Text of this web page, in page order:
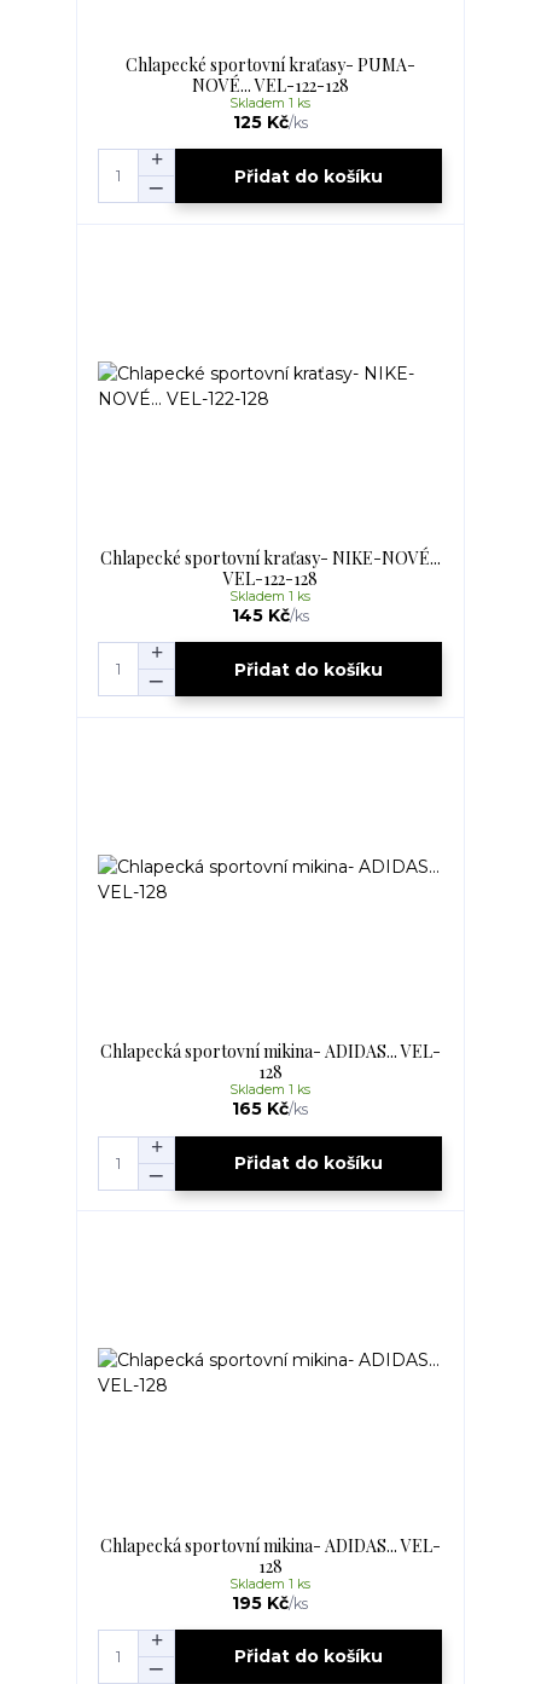
Chlapecké sportovní kraťasy- PUMA-
NOVÉ... VEL-122-128
125 Kč/ks
Skladem 1 ks
Přidat do košíku
Chlapecké sportovní kraťasy- NIKE-NOVÉ...
VEL-122-128
145 Kč/ks
Skladem 1 ks
Přidat do košíku
Chlapecká sportovní mikina- ADIDAS... VEL-
128
165 Kč/ks
Skladem 1 ks
Přidat do košíku
Chlapecká sportovní mikina- ADIDAS... VEL-
128
195 Kč/ks
Skladem 1 ks
Přidat do košíku